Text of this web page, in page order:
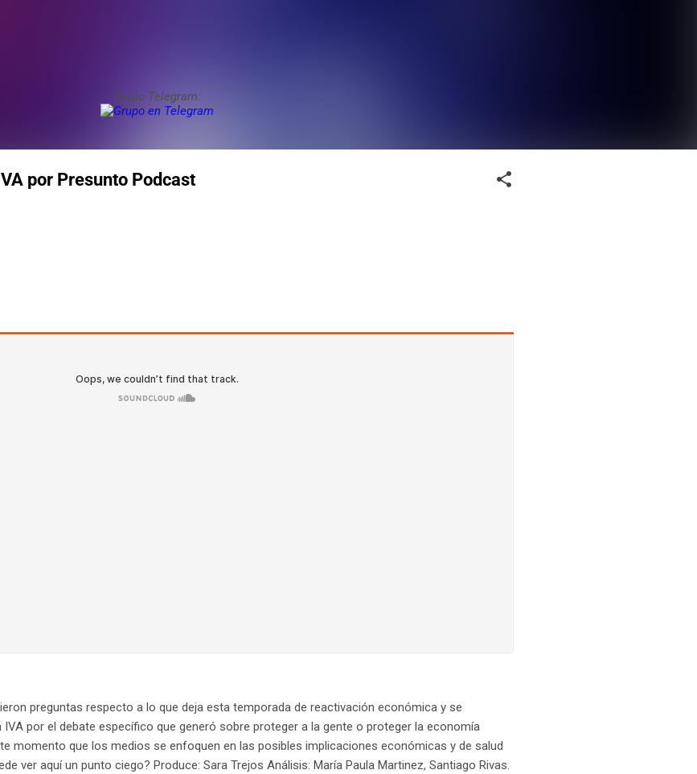
Grupo Telegram:
por Presunto Podcast
preguntas respecto a lo que deja esta temporada de reactivación económica y se
por el debate específico que generó sobre proteger a la gente o proteger la economía
momento que los medios se enfoquen en las posibles implicaciones económicas y de salud
ver aquí un punto ciego? Produce: Sara Trejos Análisis: María Paula Martinez, Santiago Rivas.